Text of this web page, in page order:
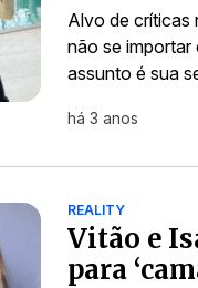
Alvo de críticas
não se
assunto é sua
há 3 anos
REALITY
Vitão e
para